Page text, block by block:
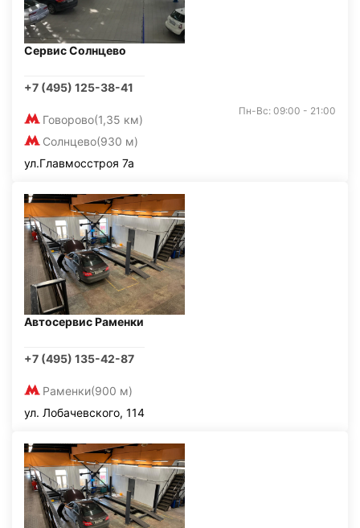
Сервис Солнцево
+7 (495) 125-38-41
Говорово(1,35 км)
Солнцево(930 м)
Пн-Вс: 09:00 - 21:00
ул.Главмосстроя 7а
Автосервис Раменки
+7 (495) 135-42-87
Раменки(900 м)
ул. Лобачевского, 114